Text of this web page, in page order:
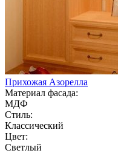
Прихожая Азорелла
Материал фасада:
МДФ
Стиль:
Классический
Цвет:
Светлый